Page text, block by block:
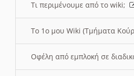
Τι περιμένουμε από το wiki;
Το 1ο μου Wiki (Τμήματα
Οφέλη από εμπλοκή σε